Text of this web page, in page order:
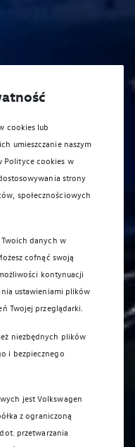
i Serwis
Volkswagen Krotoski
cookies lub
umieszczanie naszym
Polityce cookies w
strony
społecznościowych
Twoich danych w
cofnąć swoją
kontynuacji
ustawieniami plików
Twojej przeglądarki.
niezbędnych plików
i bezpiecznego
jest Volkswagen
z ograniczoną
przetwarzania